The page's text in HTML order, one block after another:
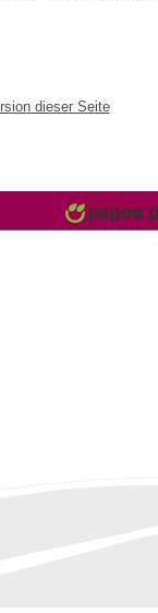
dieser Seite